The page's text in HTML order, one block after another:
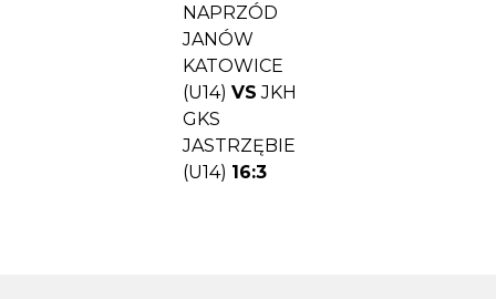
NAPRZÓD
JANÓW
KATOWICE
(U14) VS JKH
GKS
JASTRZĘBIE
(U14) 16:3